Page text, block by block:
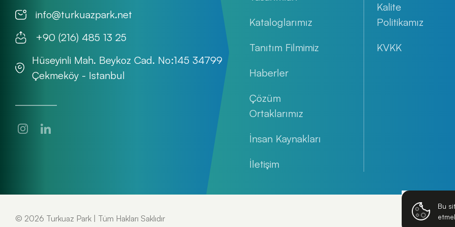
info@turkuazpark.net
+90 (216) 485 13 25
Hüseyinli Mah. Beykoz Cad. No:145 34799
Çekmeköy - Istanbul
Kataloglarımız
Tanıtım Filmimiz
Haberler
Çözüm
Ortaklarımız
İnsan Kaynakları
İletişim
Kalite
Politikamız
KVKK
© 2026 Turkuaz Park | Tüm Hakları Saklıdır
Bu